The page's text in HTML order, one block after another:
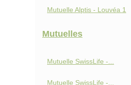
Mutuelle Alptis - Louvéa 1
Mutuelles
Mutuelle SwissLife -...
Mutuelle SwissLife -...